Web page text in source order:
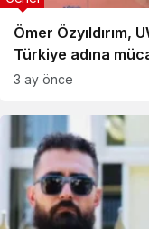
Ömer Özyıldırım,
Türkiye adına
3 ay önce